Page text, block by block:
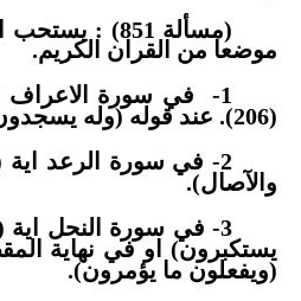
(مسألة 851) :
موضعا من القران الكريم.
1- في سورة الاعراف
(206). عند قوله (وله يسجدون).
والآصال).
يستكبرون) او في نهاية
(ويفعلون ما يؤمرون).